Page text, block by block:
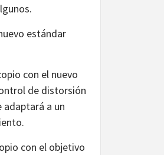
estándar
con el nuevo
de distorsión
adaptará a un
con el objetivo